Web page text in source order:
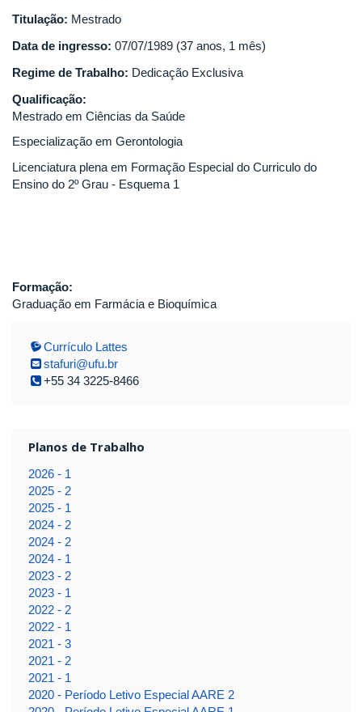
Titulação: Mestrado
Data de ingresso: 07/07/1989 (37 anos, 1 mês)
Regime de Trabalho: Dedicação Exclusiva
Qualificação:
Mestrado em Ciências da Saúde
Especialização em Gerontologia
Licenciatura plena em Formação Especial do Curriculo do
Ensino do 2º Grau - Esquema 1
Formação:
Graduação em Farmácia e Bioquímica
Currículo Lattes
stafuri@ufu.br
+55 34 3225-8466
Planos de Trabalho
2026 - 1
2025 - 2
2025 - 1
2024 - 2
2024 - 2
2024 - 1
2023 - 2
2023 - 1
2022 - 2
2022 - 1
2021 - 3
2021 - 2
2021 - 1
2020 - Período Letivo Especial AARE 2